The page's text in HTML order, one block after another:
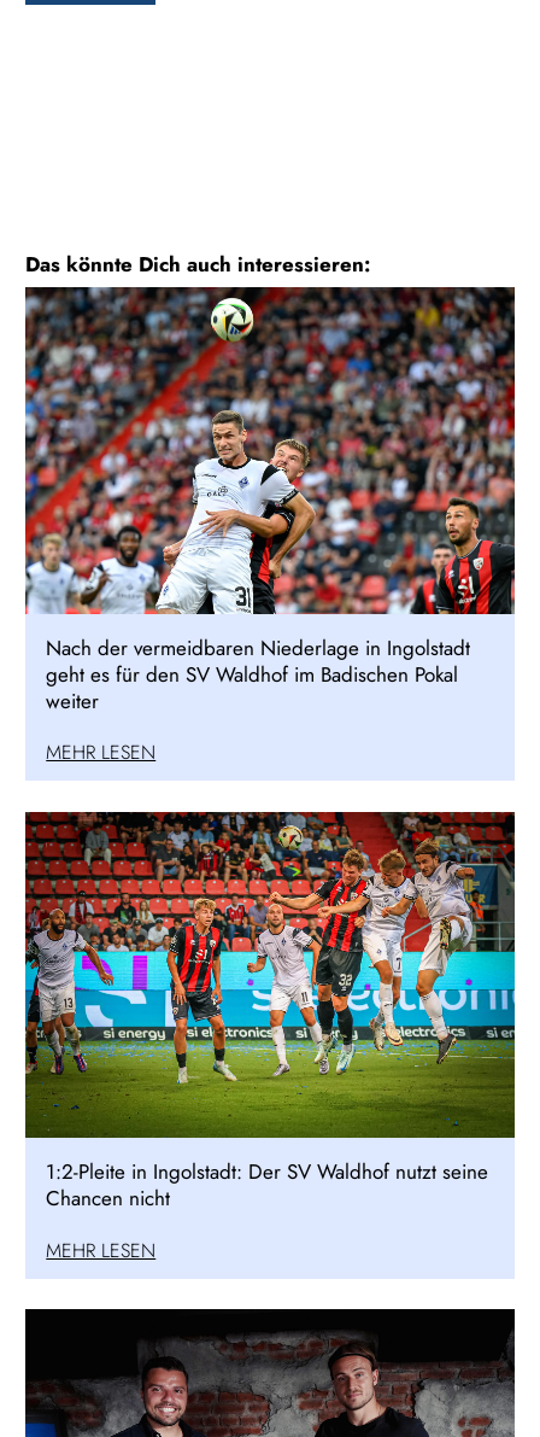
Das könnte Dich auch interessieren:
Nach der vermeidbaren Niederlage in Ingolstadt
geht es für den SV Waldhof im Badischen Pokal
weiter
MEHR LESEN
1:2-Pleite in Ingolstadt: Der SV Waldhof nutzt seine
Chancen nicht
MEHR LESEN